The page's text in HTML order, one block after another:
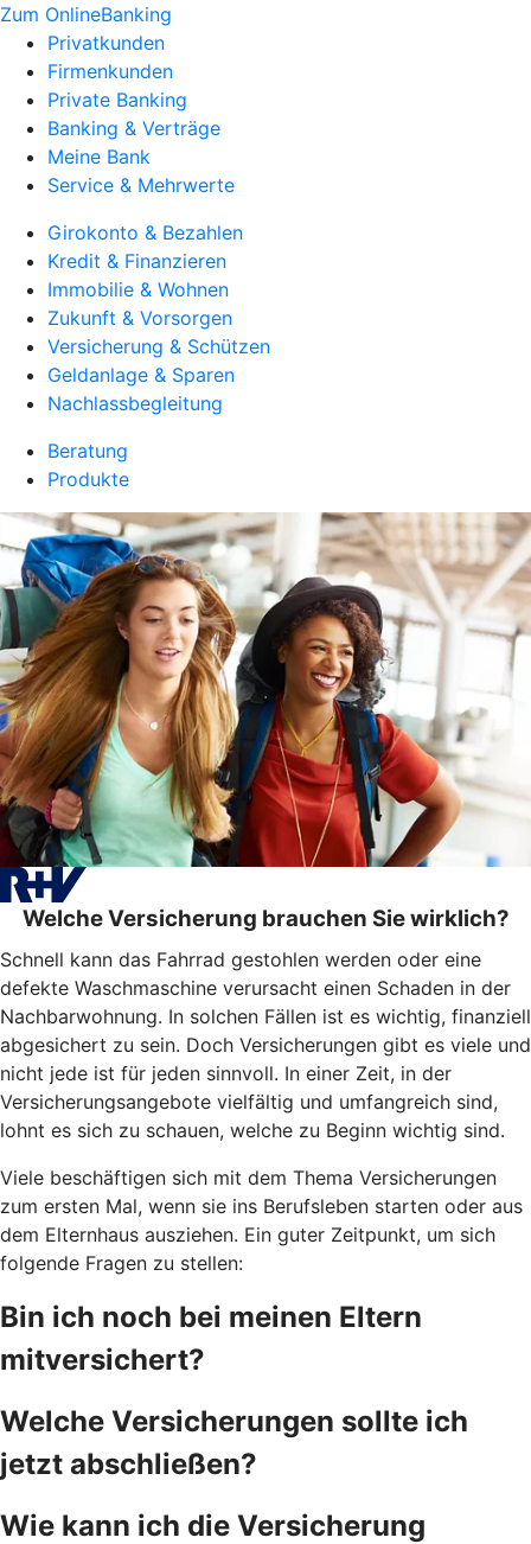
Zum OnlineBanking
Privatkunden
Firmenkunden
Private Banking
Banking & Verträge
Meine Bank
Service & Mehrwerte
Girokonto & Bezahlen
Kredit & Finanzieren
Immobilie & Wohnen
Zukunft & Vorsorgen
Versicherung & Schützen
Geldanlage & Sparen
Nachlassbegleitung
Beratung
Produkte
Welche Versicherung brauchen Sie wirklich?
Schnell kann das Fahrrad gestohlen werden oder eine
defekte Waschmaschine verursacht einen Schaden in der
Nachbarwohnung. In solchen Fällen ist es wichtig, finanziell
abgesichert zu sein. Doch Versicherungen gibt es viele und
nicht jede ist für jeden sinnvoll. In einer Zeit, in der
Versicherungsangebote vielfältig und umfangreich sind,
lohnt es sich zu schauen, welche zu Beginn wichtig sind.
Viele beschäftigen sich mit dem Thema Versicherungen
zum ersten Mal, wenn sie ins Berufsleben starten oder aus
dem Elternhaus ausziehen. Ein guter Zeitpunkt, um sich
folgende Fragen zu stellen:
Bin ich noch bei meinen Eltern
mitversichert?
Welche Versicherungen sollte ich
jetzt abschließen?
Wie kann ich die Versicherung